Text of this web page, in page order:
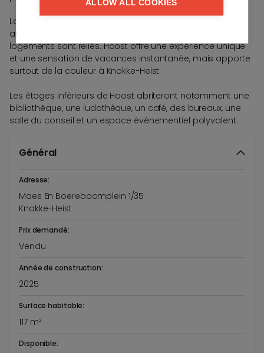
La tour se distingue non seulement par sa hauteur, mais
aussi par sa façade expressive et la manière dont les
logements sont reliés. Hoost offre une expérience unique
et une sensation de vacances instantanée, mais apporte
surtout de la couleur à Knokke-Heist.
Les étages inférieurs de Hoost abriteront notamment une
bibliothèque, une ludothèque, un café, des bureaux, une
salle du conseil et un espace événementiel polyvalent.
Général
Adresse:
Maes En Boereboomplein 1/35
Knokke-Heist
Prix demandé:
Vendu
Année de construction:
2025
Surface habitable:
117 m²
Disponible:
ALLOW ALL COOKIES